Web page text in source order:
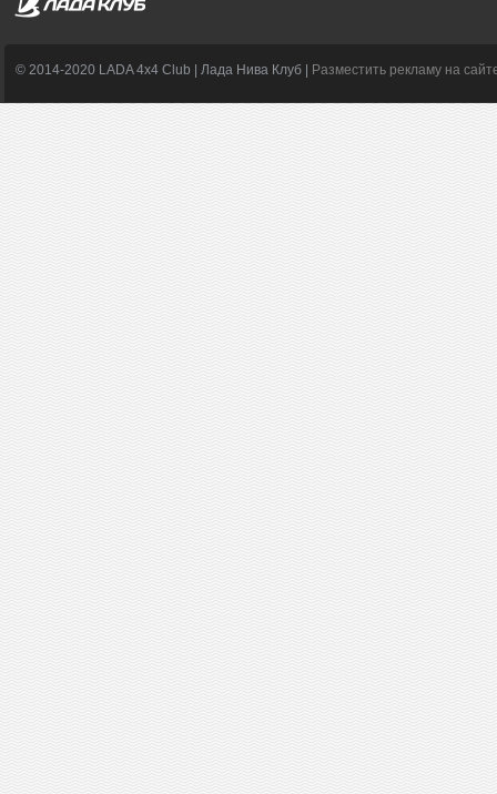
© 2014-2020 LADA 4x4 Club | Лада Нива Клуб | Разместить рекламу на